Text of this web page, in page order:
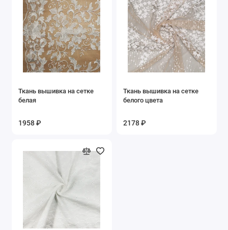
Ткань вышивка на сетке
белая
1958 ₽
Ткань вышивка на сетке
белого цвета
2178 ₽